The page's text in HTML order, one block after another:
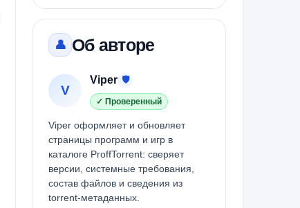
👤 Об авторе
V
Viper 🛡
✓ Проверенный
Viper оформляет и обновляет
страницы программ и игр в
каталоге ProffTorrent: сверяет
версии, системные требования,
состав файлов и сведения из
torrent-метаданных.